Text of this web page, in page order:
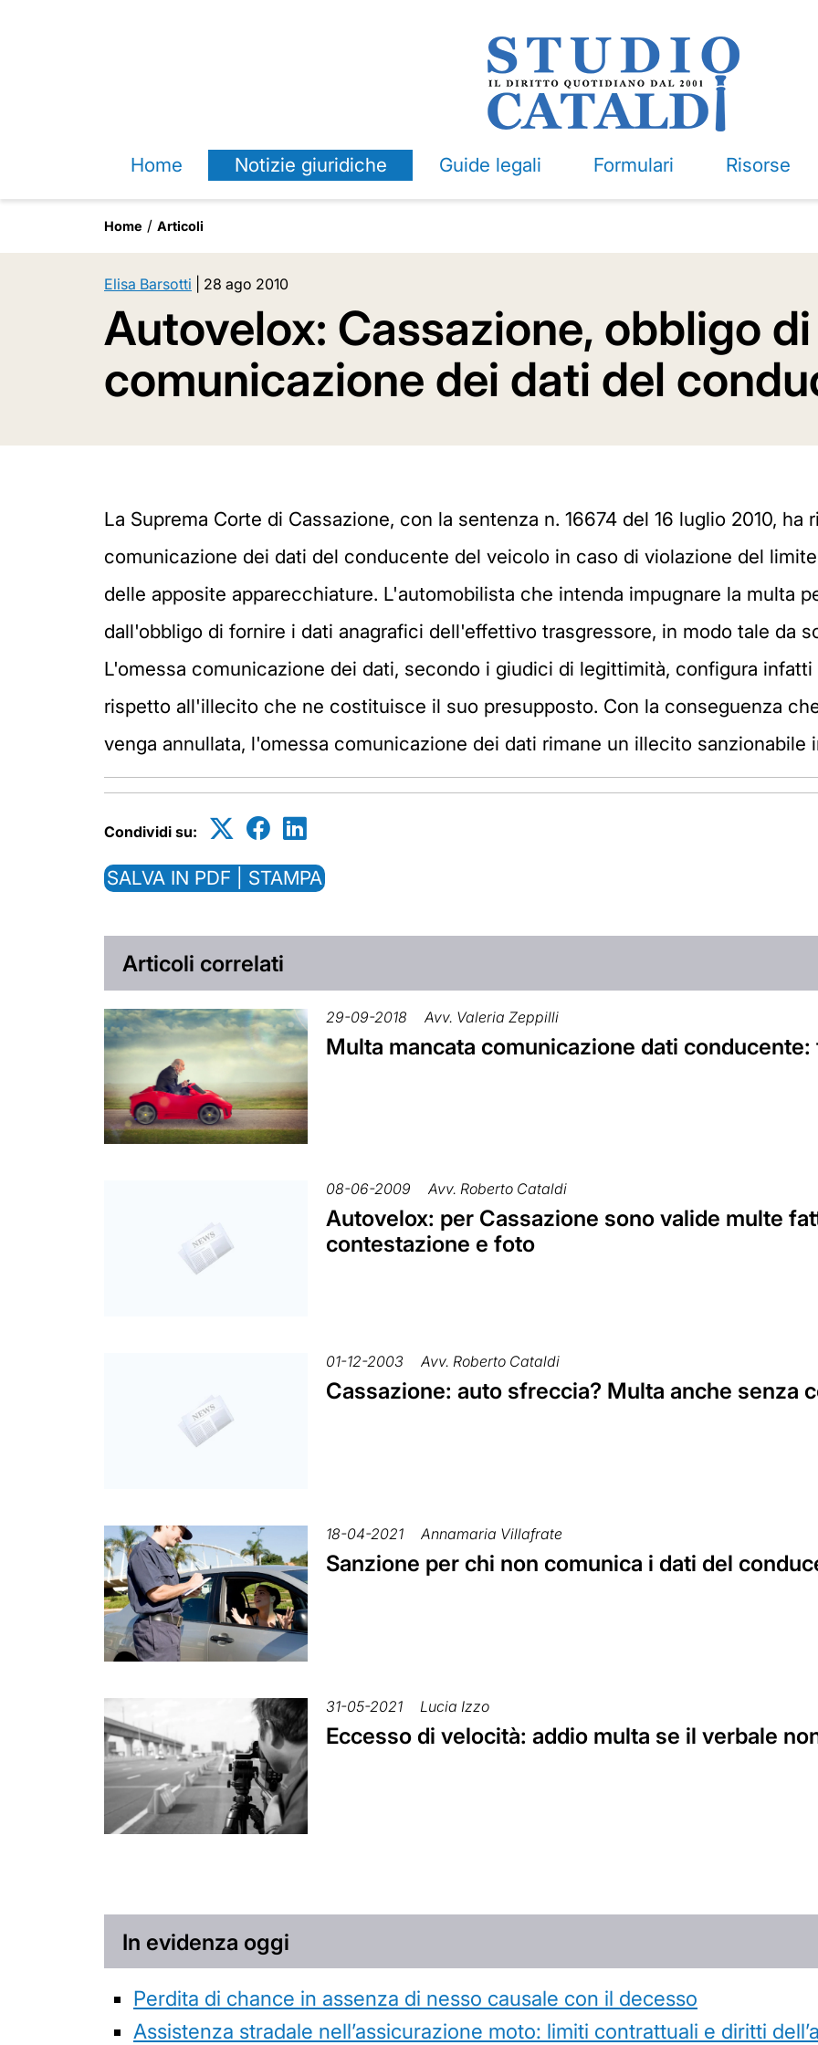
Home Notizie giuridiche Guide legali Formulari Risorse
Home Articoli
Elisa Barsotti 28 ago 2010
Autovelox: Cassazione, obbligo di
comunicazione dei dati del
La Suprema Corte di Cassazione, con la sentenza n. 16674 del 16 luglio 2010, ha
comunicazione dei dati del conducente del veicolo in caso di violazione del
delle apposite apparecchiature. L'automobilista che intenda impugnare la multa
dall'obbligo di fornire i dati anagrafici dell'effettivo trasgressore, in modo tale da
L'omessa comunicazione dei dati, secondo i giudici di legittimità, configura
rispetto all'illecito che ne costituisce il suo presupposto. Con la conseguenza
venga annullata, l'omessa comunicazione dei dati rimane un illecito sanzionabile
Condividi su:
SALVA IN PDF | STAMPA
Articoli correlati
29-09-2018 Avv. Valeria Zeppilli
Multa mancata comunicazione dati
08-06-2009 Avv. Roberto Cataldi
Autovelox: per Cassazione sono valide multe
contestazione e foto
01-12-2003 Avv. Roberto Cataldi
Cassazione: auto sfreccia? Multa anche senza
18-04-2021 Annamaria Villafrate
Sanzione per chi non comunica i dati del
31-05-2021 Lucia Izzo
Eccesso di velocità: addio multa se il verbale
In evidenza oggi
Perdita di chance in assenza di nesso causale con il decesso
Assistenza stradale nell’assicurazione moto: limiti contrattuali e diritti